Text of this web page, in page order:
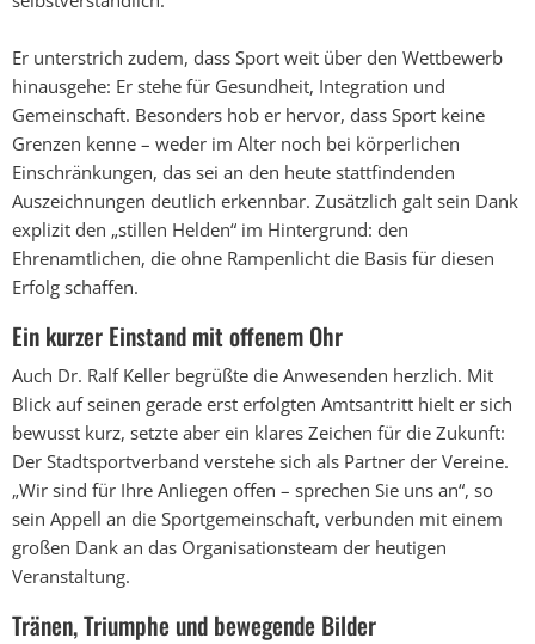
Er unterstrich zudem, dass Sport weit über den Wettbewerb
hinausgehe: Er stehe für Gesundheit, Integration und
Gemeinschaft. Besonders hob er hervor, dass Sport keine
Grenzen kenne – weder im Alter noch bei körperlichen
Einschränkungen, das sei an den heute stattfindenden
Auszeichnungen deutlich erkennbar. Zusätzlich galt sein Dank
explizit den „stillen Helden“ im Hintergrund: den
Ehrenamtlichen, die ohne Rampenlicht die Basis für diesen
Erfolg schaffen.
Ein kurzer Einstand mit offenem Ohr
Auch Dr. Ralf Keller begrüßte die Anwesenden herzlich. Mit
Blick auf seinen gerade erst erfolgten Amtsantritt hielt er sich
bewusst kurz, setzte aber ein klares Zeichen für die Zukunft:
Der Stadtsportverband verstehe sich als Partner der Vereine.
„Wir sind für Ihre Anliegen offen – sprechen Sie uns an“, so
sein Appell an die Sportgemeinschaft, verbunden mit einem
großen Dank an das Organisationsteam der heutigen
Veranstaltung.
Tränen, Triumphe und bewegende Bilder